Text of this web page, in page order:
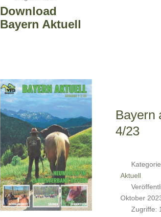
Download
Bayern Aktuell
Bayern
4/23
Aktuell
Oktober
Zugriffe: